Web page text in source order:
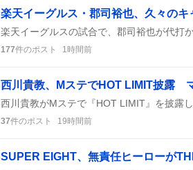
177件のポスト 1時間前
37件のポスト 19時間前